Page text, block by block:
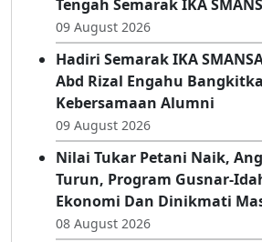
Tengah Semarak IKA
09 August 2026
Hadiri Semarak IKA
Abd Rizal Engahu
Kebersamaan Alumni
09 August 2026
Nilai Tukar Petani Naik,
Turun, Program Gusnar-
Ekonomi Dan Dinikmati
08 August 2026